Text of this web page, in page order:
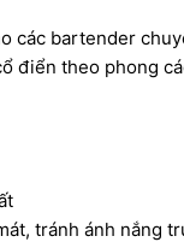
các bartender
điển theo phong
tránh ánh nắng